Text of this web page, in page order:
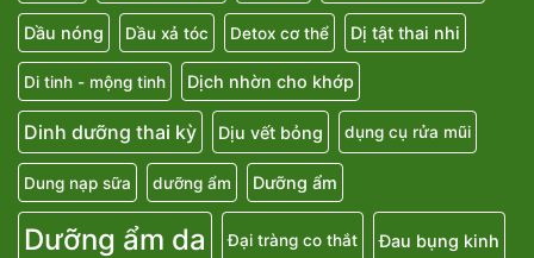
Dầu nóng Dầu xả tóc Detox cơ thể Dị tật thai nhi
Di tinh - mộng tinh Dịch nhờn cho khớp
Dinh dưỡng thai kỳ Dịu vết bỏng dụng cụ rửa mũi
Dung nạp sữa dưỡng ẩm Dưỡng ẩm
Dưỡng ẩm da Đại tràng co thắt Đau bụng kinh